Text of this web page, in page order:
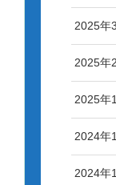
2025年
2025年
2025年
2024年
2024年